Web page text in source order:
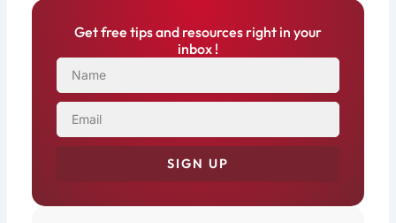
Get free tips and resources right in your
inbox !
NAME
EMAIL
SIGN UP